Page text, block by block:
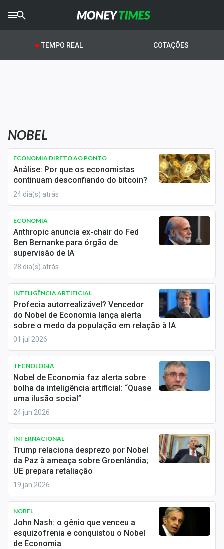
CRYPTOTIMES
AGROTIMES
Newsletters
Money Trader
Anuncie
Últimas Notícias
Newsletters
Cotações
Comprar ou vender?
Carteiras Recomendadas
Central de Dividendos
Central de Fundos Imobiliários
Central dos IPOs
Renda Fixa
Finanças Pessoais
Mercados
Economia
Empresas
Brasil
Política
Colunas
TEMPO REAL COTAÇÕES
NOBEL
ECONOMIA DIRETO AO PONTO
Análise: Por que os economistas
continuam desconfiando do bitcoin?
24 dia(s) atrás
ECONOMIA
Anthropic anuncia ex-chair do Fed
Ben Bernanke para órgão de
supervisão de IA
28 dia(s) atrás
INTELIGÊNCIA ARTIFICIAL
Profecia autorrealizável? Vencedor
do Nobel de Economia lança alerta
sobre o medo da população em relação à IA
01 jul 2026
TECNOLOGIA
Nobel de Economia faz alerta sobre
bolha da inteligência artificial: “Quase
uma ilusão social”
24 jun 2026
INTERNACIONAL
Trump relaciona desprezo por Nobel
da Paz à ameaça sobre Groenlândia;
UE prepara retaliação
19 jan 2026
NOBEL
John Nash: o gênio que venceu a
esquizofrenia e conquistou o Nobel
de Economia